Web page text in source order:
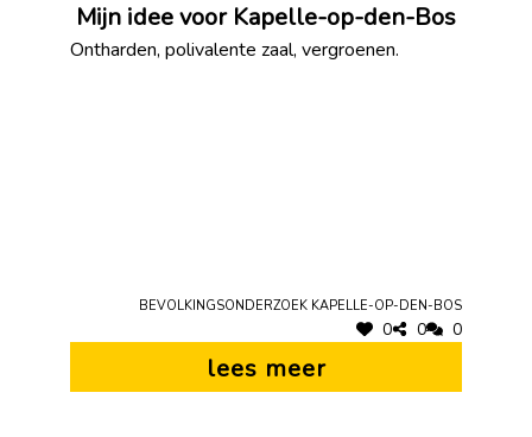
Mijn idee voor Kapelle-op-den-Bos
Ontharden, polivalente zaal, vergroenen.
Bevolkingsonderzoek Kapelle-op-den-Bos
0 0 0
lees meer